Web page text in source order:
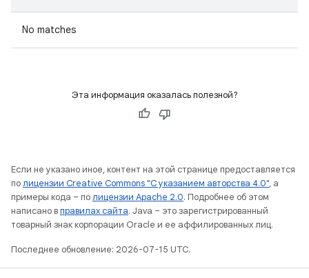
No matches
Эта информация оказалась полезной?
Если не указано иное, контент на этой странице предоставляется
полицензии Creative Commons "С указанием авторства 4.0", а
примеры кода – полицензии Apache 2.0. Подробнее об этом
написано вправилах сайта. Java – это зарегистрированный
товарный знак корпорации Oracle и ее аффилированных лиц.
Последнее обновление: 2026-07-15 UTC.